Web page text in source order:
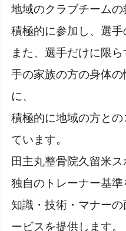
地域のクラブチーム
積極的に参加し、選手
また、選手だけに限
手の家族の方の身体
に、
積極的に地域の方と
ています。
田主丸整骨院久留米
独自のトレーナー基準
知識・技術・マナー
ービスを提供します。